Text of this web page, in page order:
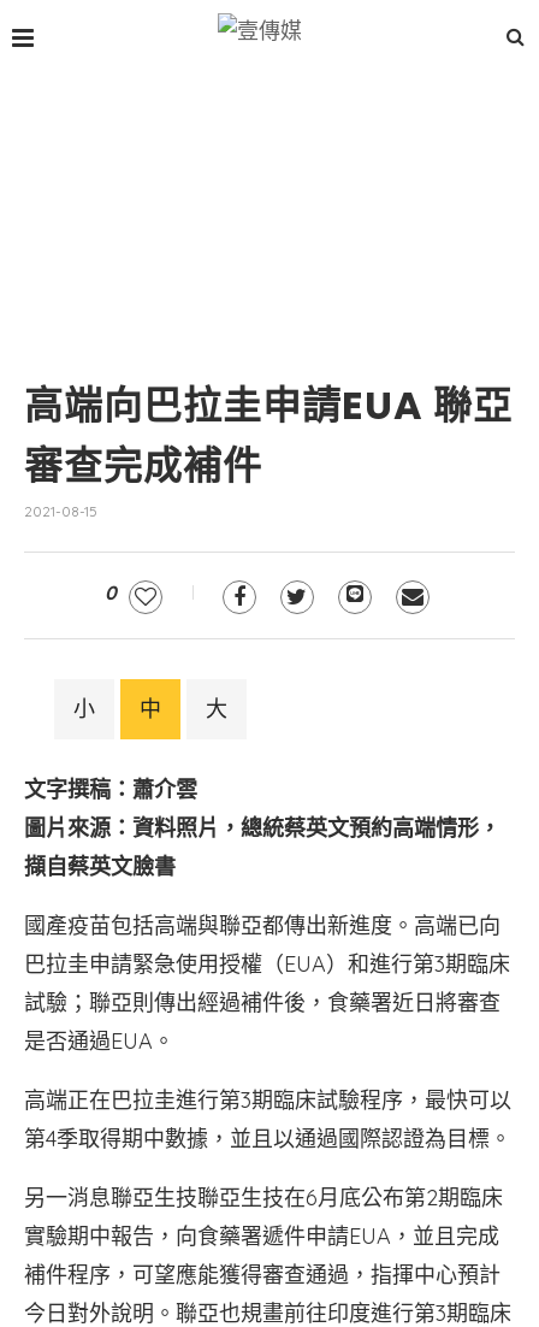
高端向巴拉圭申請EUA 聯亞
審查完成補件
2021-08-15
0
小 中 大
文字撰稿：蕭介雲
圖片來源：資料照片，總統蔡英文預約高端情形，
擷自蔡英文臉書
國產疫苗包括高端與聯亞都傳出新進度。高端已向
巴拉圭申請緊急使用授權（EUA）和進行第3期臨床
試驗；聯亞則傳出經過補件後，食藥署近日將審查
是否通過EUA。
高端正在巴拉圭進行第3期臨床試驗程序，最快可以
第4季取得期中數據，並且以通過國際認證為目標。
另一消息聯亞生技聯亞生技在6月底公布第2期臨床
實驗期中報告，向食藥署遞件申請EUA，並且完成
補件程序，可望應能獲得審查通過，指揮中心預計
今日對外說明。聯亞也規畫前往印度進行第3期臨床